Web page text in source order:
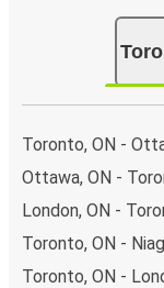
Toronto, ON -
Ottawa, ON -
London, ON -
Toronto, ON -
Toronto, ON -